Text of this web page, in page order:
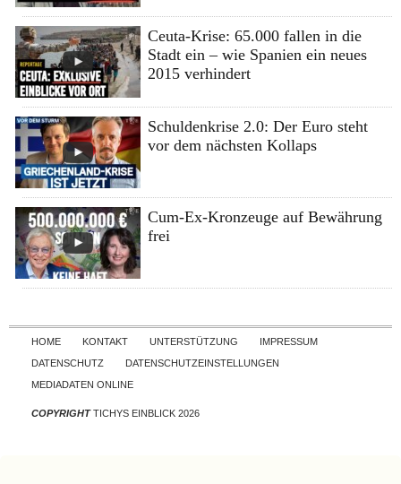
Ceuta-Krise: 65.000 fallen in die
Stadt ein – wie Spanien ein neues
2015 verhindert
Schuldenkrise 2.0: Der Euro steht
vor dem nächsten Kollaps
Cum-Ex-Kronzeuge auf Bewährung
frei
Skip to content
HOME KONTAKT UNTERSTÜTZUNG
IMPRESSUM
DATENSCHUTZ
DATENSCHUTZEINSTELLUNGEN
MEDIADATEN ONLINE
COPYRIGHTTICHYS EINBLICK 2026